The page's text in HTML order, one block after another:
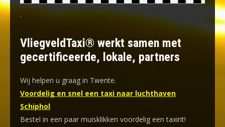
.
VliegveldTaxi® werkt samen met
gecertificeerde, lokale, partners
Wij helpen u graag in Twente.
Voordelig en snel een taxi naar luchthaven
Schiphol
Bestel in een paar muisklikken voordelig een taxirit!